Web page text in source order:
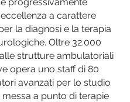
a carattere
la diagnosi e la terapia
Oltre 32.000
strutture ambulatoriali
opera uno staff di 80
avanzati per lo studio
a punto di terapie